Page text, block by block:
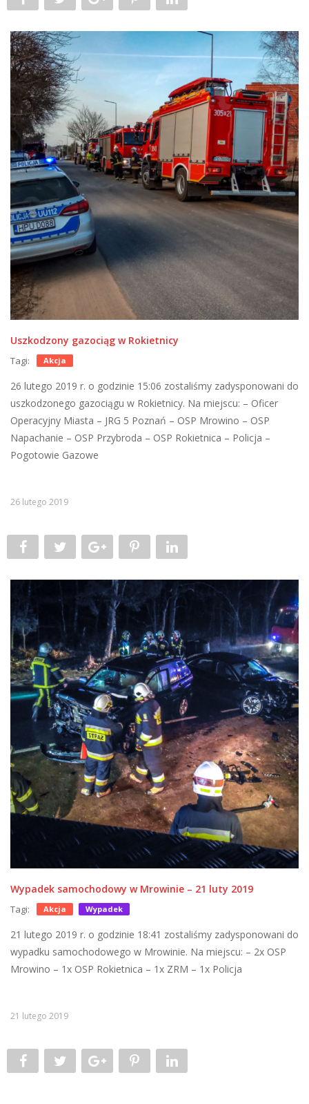
Uszkodzony gazociąg w Rokietnicy
Tagi: Akcja
26 lutego 2019 r. o godzinie 15:06 zostaliśmy zadysponowani do
uszkodzonego gazociągu w Rokietnicy. Na miejscu: – Oficer
Operacyjny Miasta – JRG 5 Poznań – OSP Mrowino – OSP
Napachanie – OSP Przybroda – OSP Rokietnica – Policja –
Pogotowie Gazowe
26 lutego 2019
Wypadek samochodowy w Mrowinie – 21 luty 2019
Tagi: Akcja Wypadek
21 lutego 2019 r. o godzinie 18:41 zostaliśmy zadysponowani do
wypadku samochodowego w Mrowinie. Na miejscu: – 2x OSP
Mrowino – 1x OSP Rokietnica – 1x ZRM – 1x Policja
21 lutego 2019